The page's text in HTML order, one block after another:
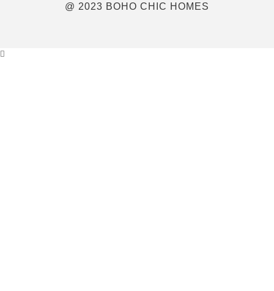
@ 2023 BOHO CHIC HOMES